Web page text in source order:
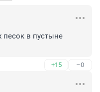
в пустыне
+15 –0